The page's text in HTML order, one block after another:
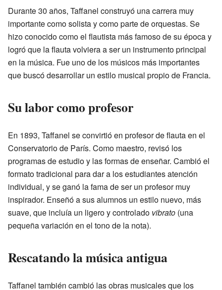
Durante 30 años, Taffanel construyó una carrera muy
importante como solista y como parte de orquestas. Se
hizo conocido como el flautista más famoso de su época y
logró que la flauta volviera a ser un instrumento principal
en la música. Fue uno de los músicos más importantes
que buscó desarrollar un estilo musical propio de Francia.
Su labor como profesor
En 1893, Taffanel se convirtió en profesor de flauta en el
Conservatorio de París. Como maestro, revisó los
programas de estudio y las formas de enseñar. Cambió el
formato tradicional para dar a los estudiantes atención
individual, y se ganó la fama de ser un profesor muy
inspirador. Enseñó a sus alumnos un estilo nuevo, más
suave, que incluía un ligero y controlado vibrato (una
pequeña variación en el tono de la nota).
Rescatando la música antigua
Taffanel también cambió las obras musicales que los